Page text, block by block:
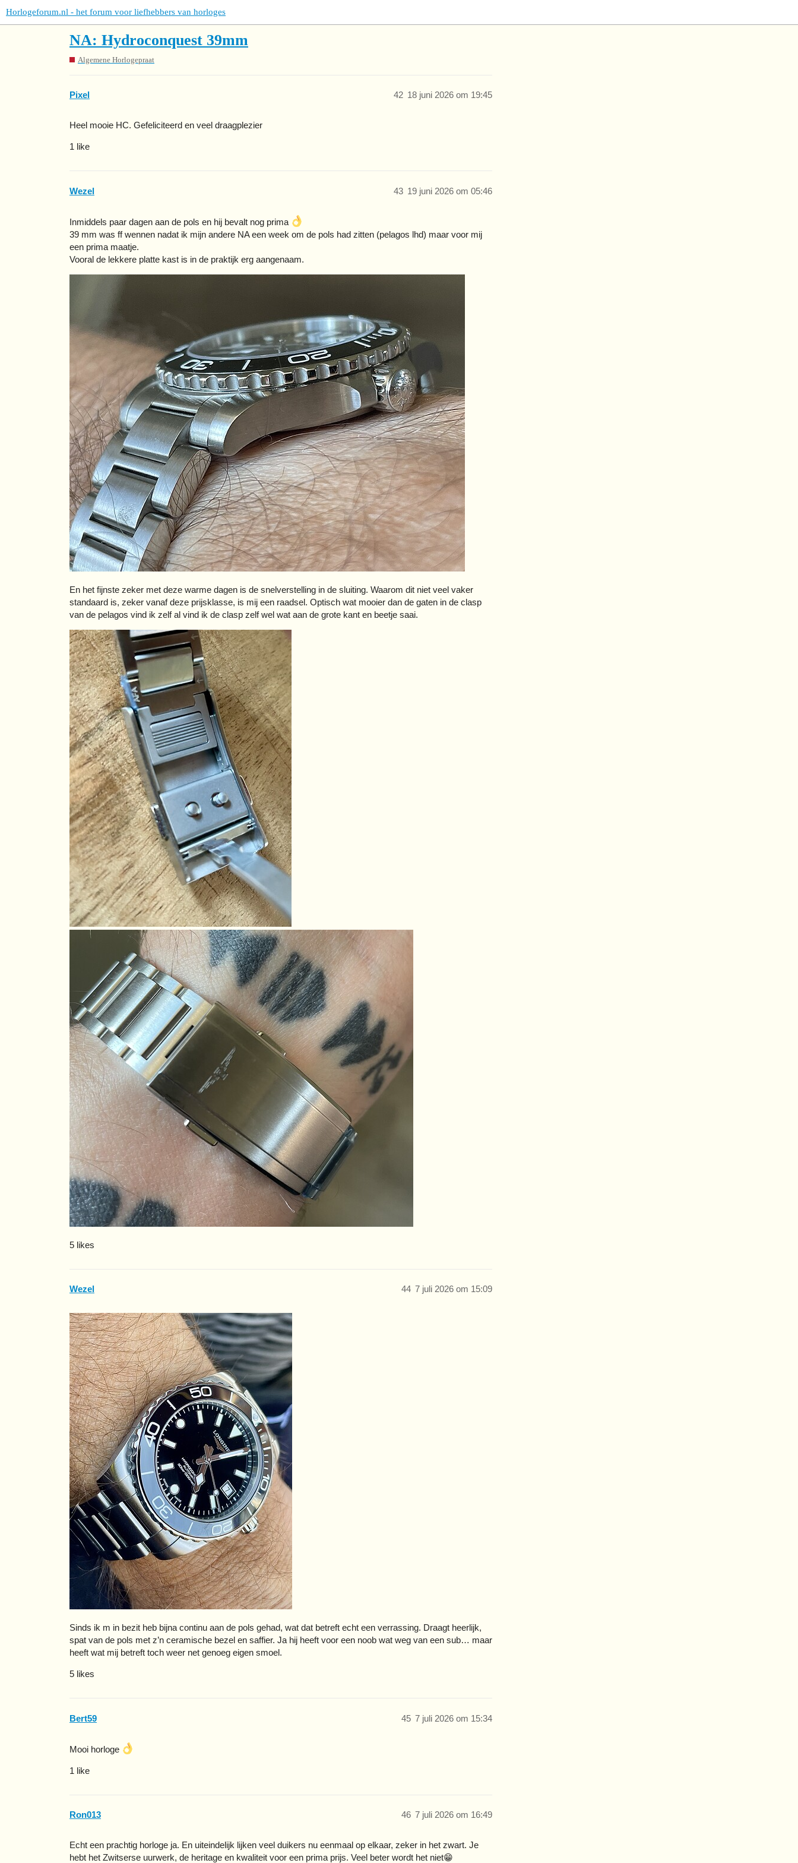
Horlogeforum.nl - het forum voor liefhebbers van horloges
NA: Hydroconquest 39mm
Algemene Horlogepraat
Pixel 18 juni 2026 om 19:45
42
Heel mooie HC. Gefeliciteerd en veel draagplezier
1 like
Wezel 19 juni 2026 om 05:46
43
Inmiddels paar dagen aan de pols en hij bevalt nog prima
39 mm was ff wennen nadat ik mijn andere NA een week om de pols had zitten (pelagos lhd) maar voor mij
een prima maatje.
Vooral de lekkere platte kast is in de praktijk erg aangenaam.
En het fijnste zeker met deze warme dagen is de snelverstelling in de sluiting. Waarom dit niet veel vaker
standaard is, zeker vanaf deze prijsklasse, is mij een raadsel. Optisch wat mooier dan de gaten in de clasp
van de pelagos vind ik zelf al vind ik de clasp zelf wel wat aan de grote kant en beetje saai.
5 likes
Wezel 7 juli 2026 om 15:09
44
Sinds ik m in bezit heb bijna continu aan de pols gehad, wat dat betreft echt een verrassing. Draagt heerlijk,
spat van de pols met z’n ceramische bezel en saffier. Ja hij heeft voor een noob wat weg van een sub… maar
heeft wat mij betreft toch weer net genoeg eigen smoel.
5 likes
Bert59 7 juli 2026 om 15:34
45
Mooi horloge
1 like
Ron013 7 juli 2026 om 16:49
46
Echt een prachtig horloge ja. En uiteindelijk lijken veel duikers nu eenmaal op elkaar, zeker in het zwart. Je
hebt het Zwitserse uurwerk, de heritage en kwaliteit voor een prima prijs. Veel beter wordt het niet😁